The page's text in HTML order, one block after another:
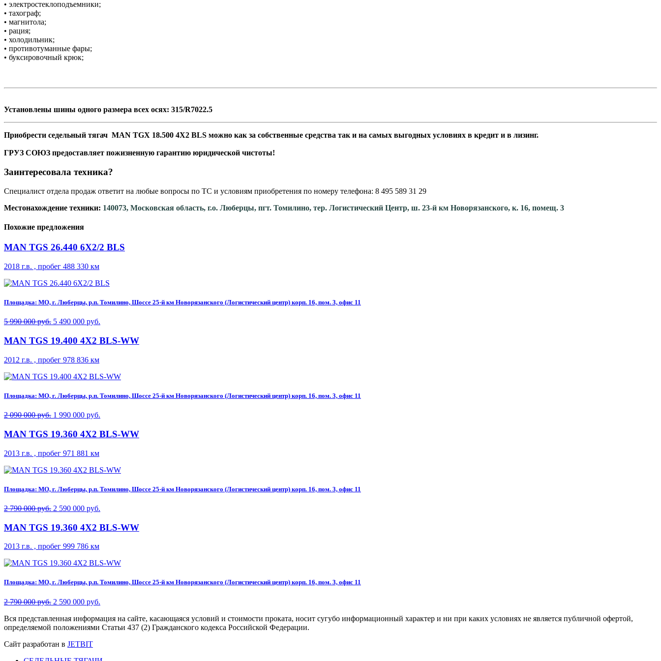
• электростеклоподъемники;
• тахограф;
• магнитола;
• рация;
• холодильник;
• противотуманные фары;
• буксировочный крюк;
Установлены шины одного размера всех осях: 315/R7022.5
Приобрести седельный тягач MAN TGX 18.500 4Х2 BLS можно как за собственные средства так и на самых выгодных условиях в кредит и в лизинг.
ГРУЗ СОЮЗ предоставляет пожизненную гарантию юридической чистоты!
Заинтересовала техника?
Специалист отдела продаж ответит на любые вопросы по ТС и условиям приобретения по номеру телефона: 8 495 589 31 29
Местонахождение техники: 140073, Московская область, г.о. Люберцы, пгт. Томилино, тер. Логистический Центр, ш. 23-й км Новорязанского, к. 16, помещ. 3
Похожие предложения
MAN TGS 26.440 6X2/2 BLS
2018 г.в. , пробег 488 330 км
Площадка: МО, г. Люберцы, р.п. Томилино, Шоссе 25-й км Новорязанского (Логистический центр) корп. 16, пом. 3, офис 11
5 990 000 руб. 5 490 000 руб.
MAN TGS 19.400 4X2 BLS-WW
2012 г.в. , пробег 978 836 км
Площадка: МО, г. Люберцы, р.п. Томилино, Шоссе 25-й км Новорязанского (Логистический центр) корп. 16, пом. 3, офис 11
2 090 000 руб. 1 990 000 руб.
MAN TGS 19.360 4X2 BLS-WW
2013 г.в. , пробег 971 881 км
Площадка: МО, г. Люберцы, р.п. Томилино, Шоссе 25-й км Новорязанского (Логистический центр) корп. 16, пом. 3, офис 11
2 790 000 руб. 2 590 000 руб.
MAN TGS 19.360 4X2 BLS-WW
2013 г.в. , пробег 999 786 км
Площадка: МО, г. Люберцы, р.п. Томилино, Шоссе 25-й км Новорязанского (Логистический центр) корп. 16, пом. 3, офис 11
2 790 000 руб. 2 590 000 руб.
Вся представленная информация на сайте, касающаяся условий и стоимости проката, носит сугубо информационный характер и ни при каких условиях не является публичной офертой,
определяемой положениями Статьи 437 (2) Гражданского кодекса Российской Федерации.
Сайт разработан в JETBIT